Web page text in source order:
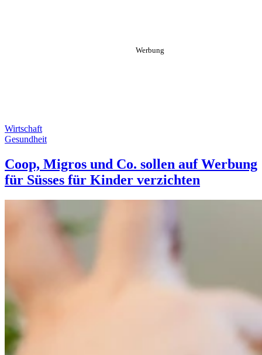
Wirtschaft
Gesundheit
Coop, Migros und Co. sollen auf Werbung
für Süsses für Kinder verzichten